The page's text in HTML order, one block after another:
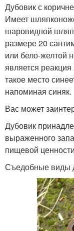
Дубовик с
Имеет
шаровидной
размере 20
или бело-желтой
является
такое место
напоминая синяк.
Вас может
Дубовик
выраженного
пищевой
Съедобные виды